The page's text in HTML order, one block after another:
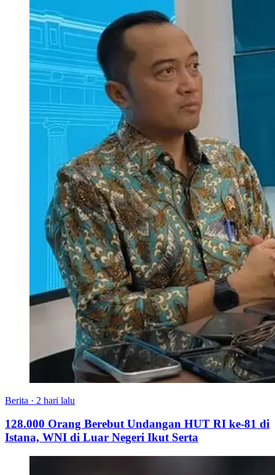
Berita · 2 hari lalu
128.000 Orang Berebut Undangan HUT RI ke-81 di
Istana, WNI di Luar Negeri Ikut Serta